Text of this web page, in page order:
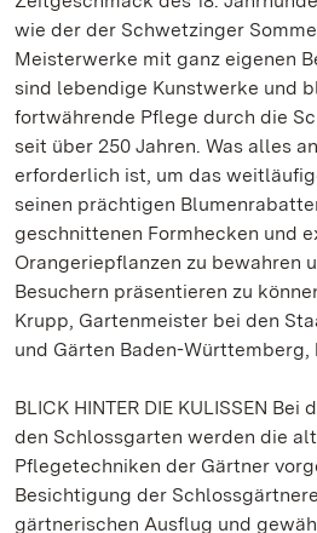
wie der der Schwetzinger
Meisterwerke mit ganz eigenen
sind lebendige Kunstwerke und
fortwährende Pflege durch die
seit über 250 Jahren. Was alles
erforderlich ist, um das
seinen prächtigen
geschnittenen Formhecken und
Orangeriepflanzen zu bewahren
Besuchern präsentieren zu
Krupp, Gartenmeister bei den
und Gärten Baden-Württemberg,
BLICK HINTER DIE KULISSEN
den Schlossgarten werden die
Pflegetechniken der Gärtner
Besichtigung der
gärtnerischen Ausflug und